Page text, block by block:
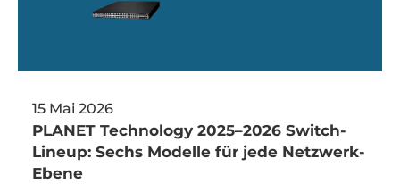
15 Mai 2026
PLANET Technology 2025–2026 Switch-
Lineup: Sechs Modelle für jede Netzwerk-
Ebene